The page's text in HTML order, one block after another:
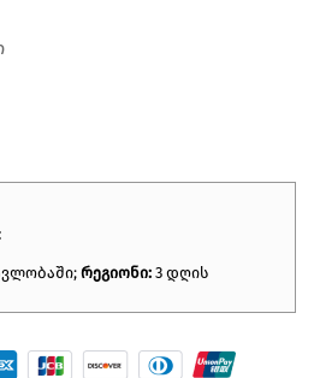
რეგიონი: 3 დღის